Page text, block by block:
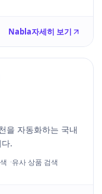
Nabla자세히 보기
을 자동화하는 국내
.
유사 상품 검색